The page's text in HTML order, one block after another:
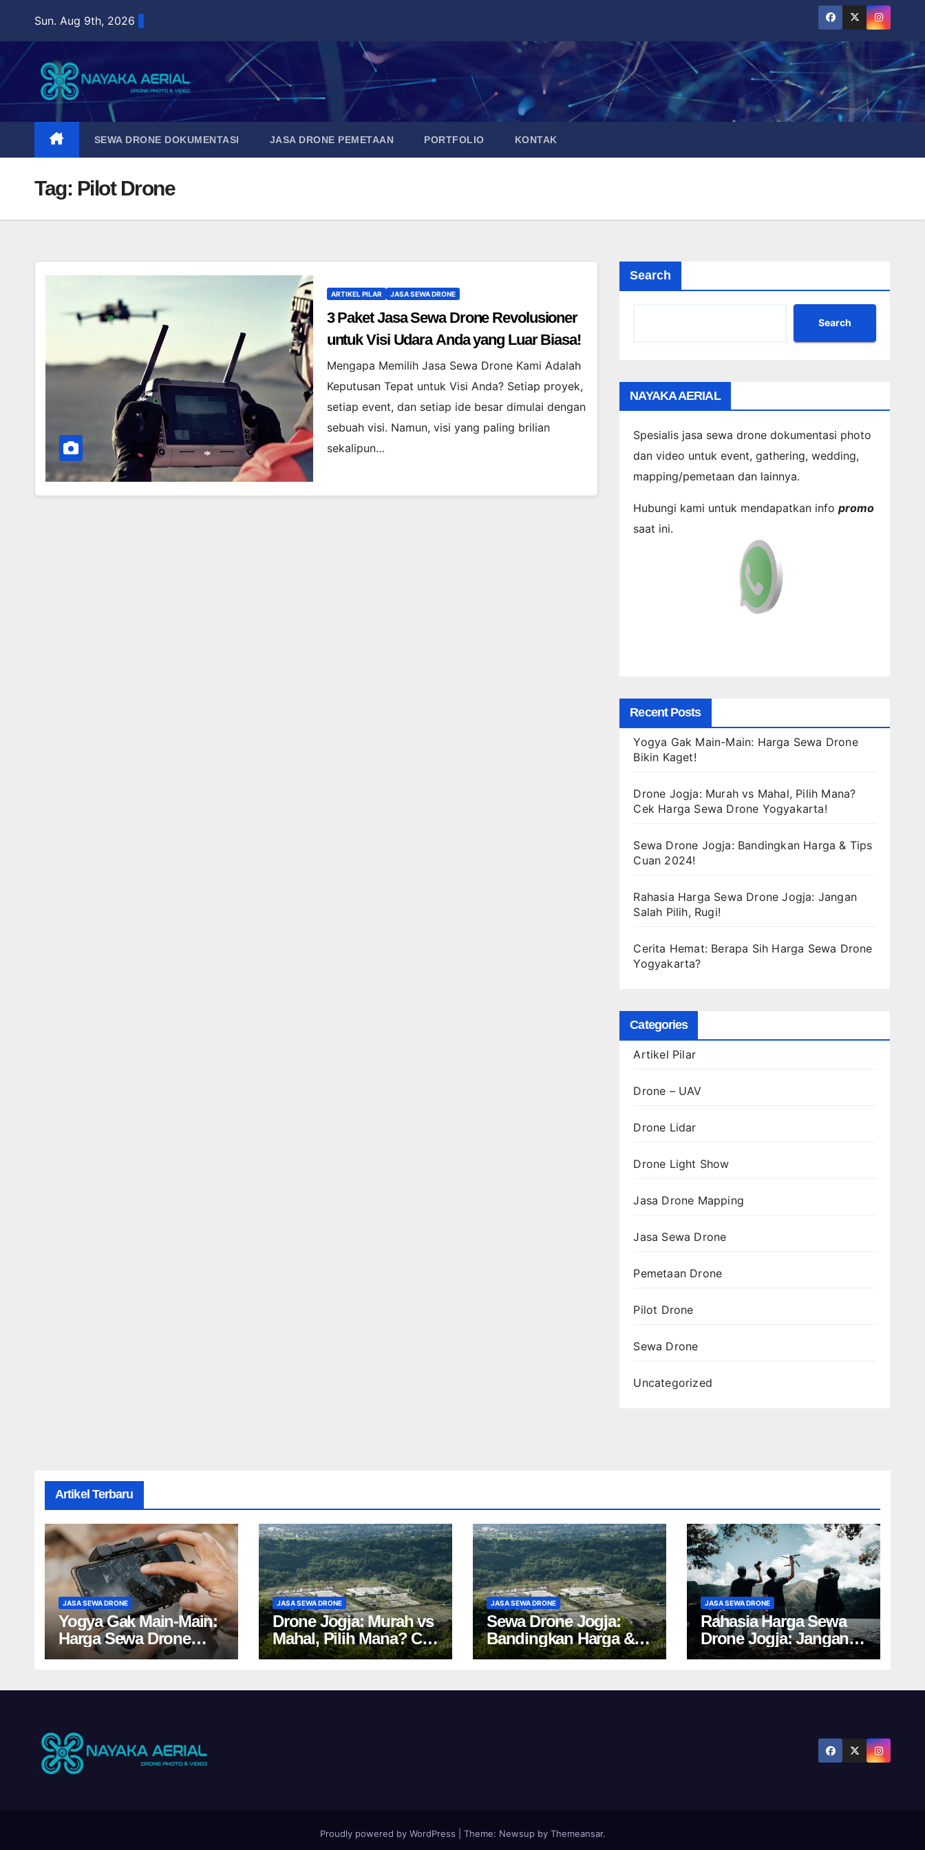
content
Sun. Aug 9th, 2026
SEWA DRONE DOKUMENTASI JASA DRONE PEMETAAN PORTFOLIO KONTAK
Tag: Pilot Drone
ARTIKEL PILAR JASA SEWA DRONE
3 Paket Jasa Sewa Drone Revolusioner
untuk Visi Udara Anda yang Luar Biasa!
Mengapa Memilih Jasa Sewa Drone Kami Adalah
Keputusan Tepat untuk Visi Anda? Setiap proyek,
setiap event, dan setiap ide besar dimulai dengan
sebuah visi. Namun, visi yang paling brilian
sekalipun…
Search
Search
NAYAKA AERIAL
Spesialis jasa sewa drone dokumentasi photo
dan video untuk event, gathering, wedding,
mapping/pemetaan dan lainnya.
Hubungi kami untuk mendapatkan infopromo
saat ini.
Recent Posts
Yogya Gak Main-Main: Harga Sewa Drone
Bikin Kaget!
Drone Jogja: Murah vs Mahal, Pilih Mana?
Cek Harga Sewa Drone Yogyakarta!
Sewa Drone Jogja: Bandingkan Harga & Tips
Cuan 2024!
Rahasia Harga Sewa Drone Jogja: Jangan
Salah Pilih, Rugi!
Cerita Hemat: Berapa Sih Harga Sewa Drone
Yogyakarta?
Categories
Artikel Pilar
Drone – UAV
Drone Lidar
Drone Light Show
Jasa Drone Mapping
Jasa Sewa Drone
Pemetaan Drone
Pilot Drone
Sewa Drone
Uncategorized
Artikel Terbaru
JASA SEWA DRONE
Yogya Gak Main-Main:
Harga Sewa Drone
Bikin Kaget!
JASA SEWA DRONE
Drone Jogja: Murah vs
Mahal, Pilih Mana? Cek
Harga Sewa Drone
JASA SEWA DRONE
Sewa Drone Jogja:
Bandingkan Harga &
Tips Cuan 2024!
JASA SEWA DRONE
Rahasia Harga Sewa
Drone Jogja: Jangan
Salah Pilih, Rugi!
Proudly powered by WordPress Theme: Newsupby Themeansar.